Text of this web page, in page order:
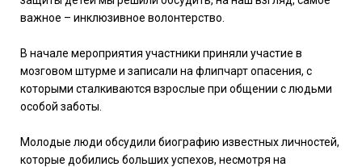
важное – инклюзивное волонтерство.
В начале мероприятия участники приняли участие в
мозговом штурме и записали на флипчарт опасения, с
которыми сталкиваются взрослые при общении с людьми
особой заботы.
Молодые люди обсудили биографию известных личностей,
которые добились больших успехов, несмотря на